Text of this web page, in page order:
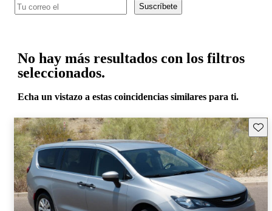
Suscríbete
No hay más resultados con los filtros
seleccionados.
Echa un vistazo a estas coincidencias similares para ti.